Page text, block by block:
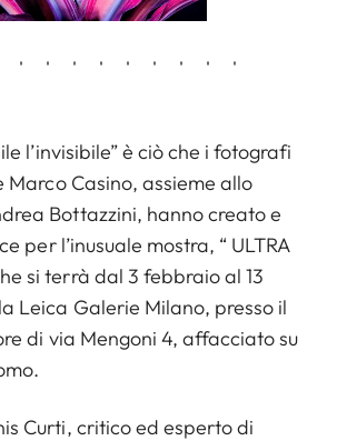
l’invisibile” è ciò che i fotografi
Marco Casino, assieme allo
Bottazzini, hanno creato e
per l’inusuale mostra, “ ULTRA
si terrà dal 3 febbraio al 13
Leica Galerie Milano, presso il
di via Mengoni 4, affacciato su
Curti, critico ed esperto di